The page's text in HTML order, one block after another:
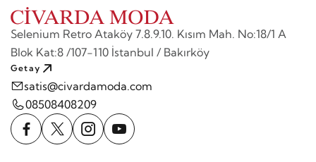
Selenium Retro Ataköy 7.8.9.10. Kısım Mah. No:18/1 A
Blok Kat:8 /107-110 İstanbul / Bakırköy
Getay
satis@civardamoda.com
08508408209